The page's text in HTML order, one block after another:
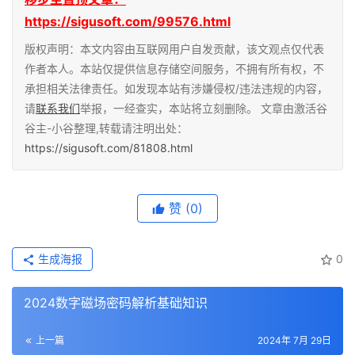
https://sigusoft.com/99576.html
版权声明：本文内容由互联网用户自发贡献，该文观点仅代表
作者本人。本站仅提供信息存储空间服务，不拥有所有权，不
承担相关法律责任。如发现本站有涉嫌侵权/违法违规的内容，
请联系我们举报，一经查实，本站将立刻删除。 文章由激活谷
谷主-小谷整理,转载请注明出处：
https://sigusoft.com/81808.html
赞 (0)
0
生成海报
2024数字磁场密码解析基础知识
上一篇 2024年 7月 29日